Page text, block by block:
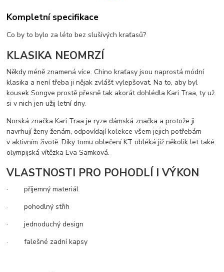
Kompletní specifikace
Co by to bylo za léto bez slušivých kraťasů?
KLASIKA NEOMRZÍ
Někdy méně znamená více. Chino kraťasy jsou naprostá módní
klasika a není třeba ji nějak zvlášť vylepšovat. Na to, aby byl
kousek Songve prostě přesně tak akorát dohlédla Kari Traa, ty už
si v nich jen užij letní dny.
Norská značka Kari Traa je ryze dámská značka a protože ji
navrhují ženy ženám, odpovídají kolekce všem jejich potřebám
v aktivním životě. Díky tomu oblečení KT obléká již několik let také
olympijská vítězka Eva Samková.
VLASTNOSTI PRO POHODLÍ I VÝKON
· příjemný materiál
· pohodlný střih
· jednoduchý design
· falešné zadní kapsy